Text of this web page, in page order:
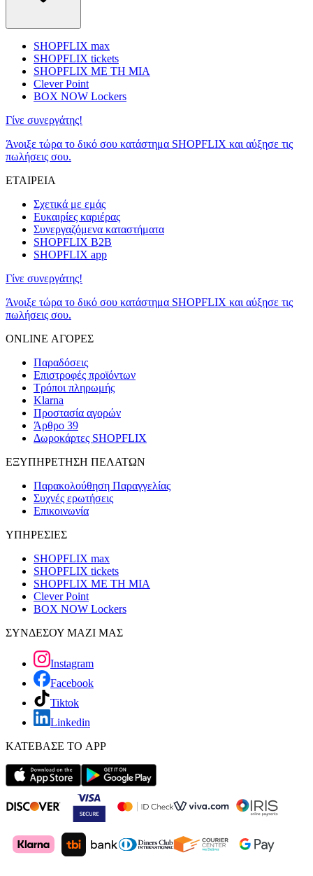
SHOPFLIX max
SHOPFLIX tickets
SHOPFLIX ΜΕ ΤΗ ΜΙΑ
Clever Point
BOX NOW Lockers
Γίνε συνεργάτης!
Άνοιξε τώρα το δικό σου κατάστημα SHOPFLIX και αύξησε τις
πωλήσεις σου.
ΕΤΑΙΡΕΙΑ
Σχετικά με εμάς
Ευκαιρίες καριέρας
Συνεργαζόμενα καταστήματα
SHOPFLIX B2B
SHOPFLIX app
Γίνε συνεργάτης!
Άνοιξε τώρα το δικό σου κατάστημα SHOPFLIX και αύξησε τις
πωλήσεις σου.
ONLINE ΑΓΟΡΕΣ
Παραδόσεις
Επιστροφές προϊόντων
Τρόποι πληρωμής
Klarna
Προστασία αγορών
Άρθρο 39
Δωροκάρτες SHOPFLIX
ΕΞΥΠΗΡΕΤΗΣΗ ΠΕΛΑΤΩΝ
Παρακολούθηση Παραγγελίας
Συχνές ερωτήσεις
Επικοινωνία
ΥΠΗΡΕΣΙΕΣ
SHOPFLIX max
SHOPFLIX tickets
SHOPFLIX ΜΕ ΤΗ ΜΙΑ
Clever Point
BOX NOW Lockers
ΣΥΝΔΕΣΟΥ ΜΑΖΙ ΜΑΣ
Instagram
Facebook
Tiktok
Linkedin
ΚΑΤΕΒΑΣΕ ΤΟ APP